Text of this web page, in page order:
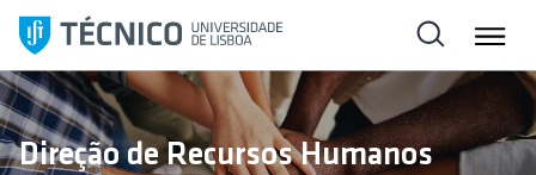
l
t
a
r Direção de Recursos Humanos